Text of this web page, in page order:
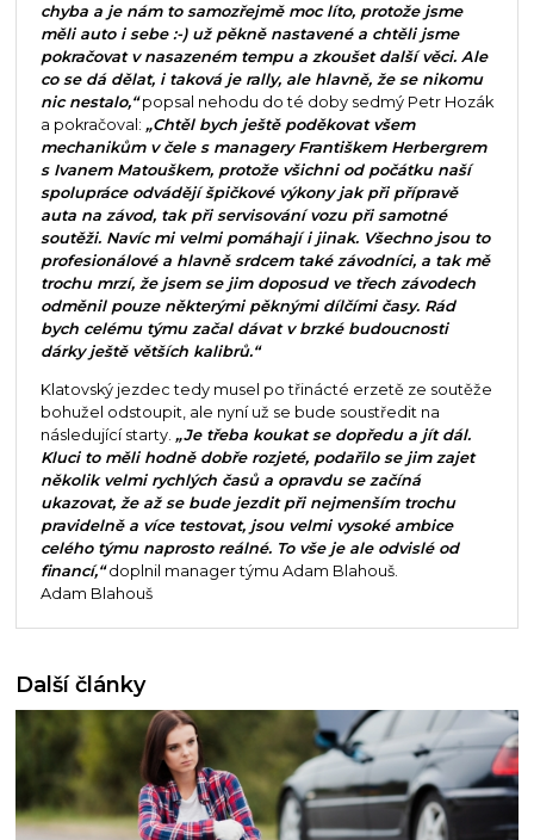
chyba a je nám to samozřejmě moc líto, protože jsme
měli auto i sebe :-) už pěkně nastavené a chtěli jsme
pokračovat v nasazeném tempu a zkoušet další věci. Ale
co se dá dělat, i taková je rally, ale hlavně, že se nikomu
nic nestalo,“popsal nehodu do té doby sedmý Petr Hozák
a pokračoval: „Chtěl bych ještě poděkovat všem
mechanikům v čele s managery Františkem Herbergrem
s Ivanem Matouškem, protože všichni od počátku naší
spolupráce odvádějí špičkové výkony jak při přípravě
auta na závod, tak při servisování vozu při samotné
soutěži. Navíc mi velmi pomáhají i jinak. Všechno jsou to
profesionálové a hlavně srdcem také závodníci, a tak mě
trochu mrzí, že jsem se jim doposud ve třech závodech
odměnil pouze některými pěknými dílčími časy. Rád
bych celému týmu začal dávat v brzké budoucnosti
dárky ještě větších kalibrů.“
Klatovský jezdec tedy musel po třinácté erzetě ze soutěže
bohužel odstoupit, ale nyní už se bude soustředit na
následující starty. „Je třeba koukat se dopředu a jít dál.
Kluci to měli hodně dobře rozjeté, podařilo se jim zajet
několik velmi rychlých časů a opravdu se začíná
ukazovat, že až se bude jezdit při nejmenším trochu
pravidelně a více testovat, jsou velmi vysoké ambice
celého týmu naprosto reálné. To vše je ale odvislé od
financí,“doplnil manager týmu Adam Blahouš.
Adam Blahouš
Další články